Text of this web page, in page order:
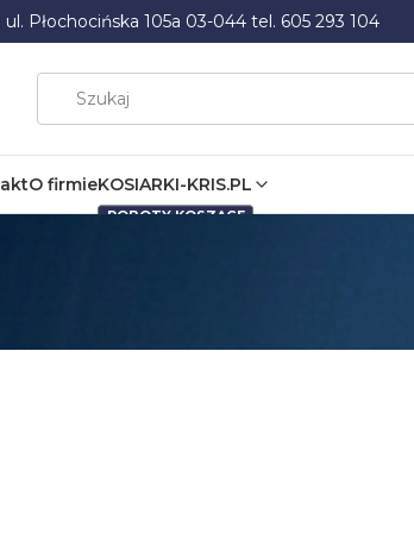
Płochocińska 105a 03-044 tel. 605 293 104
O firmieKOSIARKI-KRIS.PL
ROBOTY KOSZĄCE